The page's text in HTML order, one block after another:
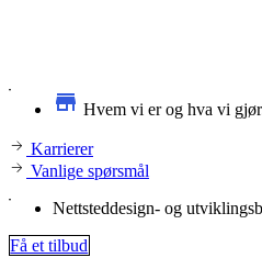
Hvem vi er og hva vi
Karrierer
Vanlige spørsmål
Nettsteddesign- og
Få et tilbud